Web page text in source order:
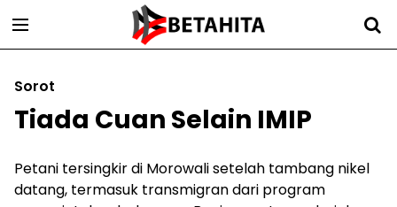
Sorot
Tiada Cuan Selain IMIP
Petani tersingkir di Morowali setelah tambang nikel
datang, termasuk transmigran dari program